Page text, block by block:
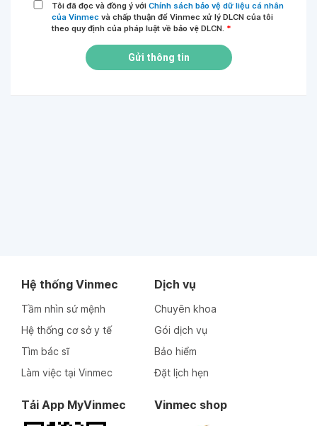
Tôi đã đọc và đồng ý với Chính sách bảo vệ dữ liệu cá nhân
của Vinmec và chấp thuận để Vinmec xử lý DLCN của tôi
theo quy định của pháp luật về bảo vệ DLCN. *
Gửi thông tin
Hệ thống Vinmec
Tầm nhìn sứ mệnh
Hệ thống cơ sở y tế
Tìm bác sĩ
Làm việc tại Vinmec
Dịch vụ
Chuyên khoa
Gói dịch vụ
Bảo hiểm
Đặt lịch hẹn
Tải App MyVinmec Vinmec shop